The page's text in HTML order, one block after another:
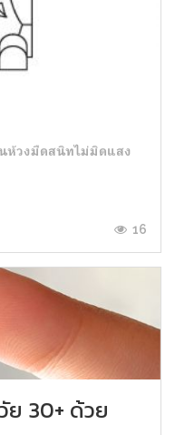
ในห้วงมืดสนิทไม่มิดแสง
16
ย 30+ ด้วย